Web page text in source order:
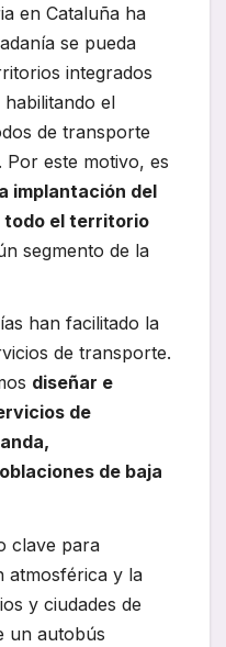
en Cataluña ha
se pueda
integrados
el
de transporte
Por este motivo, es
implantación del
todo el territorio
segmento de la
han facilitado la
de transporte.
diseñar e
de
de baja
clave para
atmosférica y la
y ciudades de
un autobús